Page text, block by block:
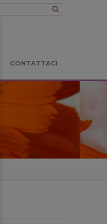
CONTATTACI